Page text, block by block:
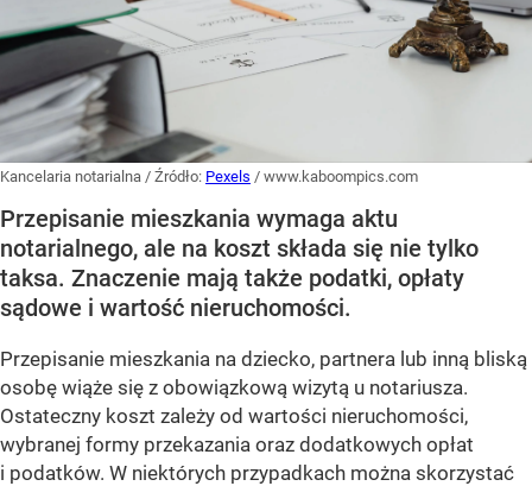
Kancelaria notarialna / Źródło: Pexels / www.kaboompics.com
Przepisanie mieszkania wymaga aktu
notarialnego, ale na koszt składa się nie tylko
taksa. Znaczenie mają także podatki, opłaty
sądowe i wartość nieruchomości.
Przepisanie mieszkania na dziecko, partnera lub inną bliską
osobę wiąże się z obowiązkową wizytą u notariusza.
Ostateczny koszt zależy od wartości nieruchomości,
wybranej formy przekazania oraz dodatkowych opłat
i podatków. W niektórych przypadkach można skorzystać